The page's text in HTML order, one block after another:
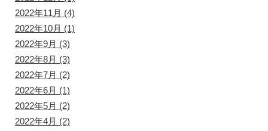
2022年11月 (4)
2022年10月 (1)
2022年9月 (3)
2022年8月 (3)
2022年7月 (2)
2022年6月 (1)
2022年5月 (2)
2022年4月 (2)